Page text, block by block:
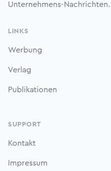
Unternehmens-Nachrichten.
LINKS
Werbung
Verlag
Publikationen
SUPPORT
Kontakt
Impressum